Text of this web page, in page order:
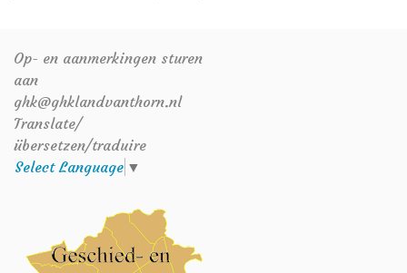
Op- en aanmerkingen sturen
aan
ghk@ghklandvanthorn.nl
Translate/
übersetzen/traduire
Select Language ▼